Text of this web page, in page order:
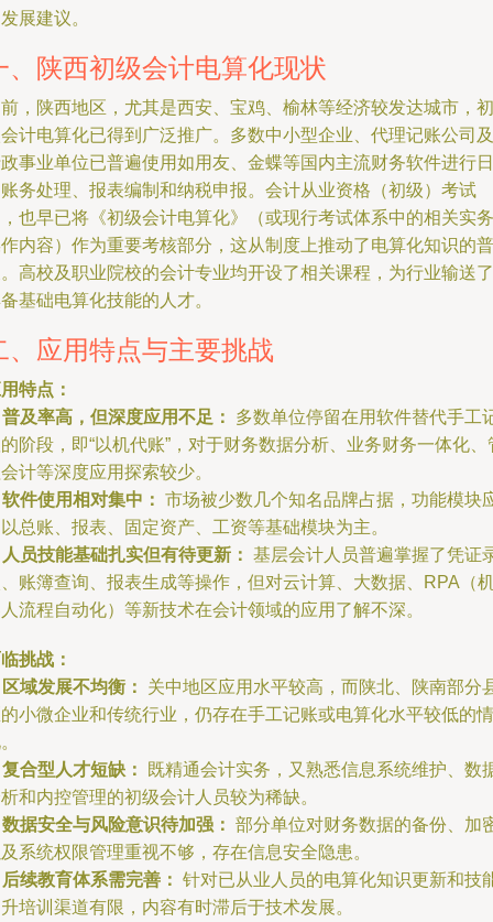
展建议。
、陕西初级会计电算化现状
，陕西地区，尤其是西安、宝鸡、榆林等经济较发达城市，初
计电算化已得到广泛推广。多数中小型企业、代理记账公司及
事业单位已普遍使用如用友、金蝶等国内主流财务软件进行日
务处理、报表编制和纳税申报。会计从业资格（初级）考试
也早已将《初级会计电算化》（或现行考试体系中的相关实务
内容）作为重要考核部分，这从制度上推动了电算化知识的普
高校及职业院校的会计专业均开设了相关课程，为行业输送了
基础电算化技能的人才。
、应用特点与主要挑战
特点：
普及率高，但深度应用不足：
多数单位停留在用软件替代手工
阶段，即“以机代账”，对于财务数据分析、业务财务一体化、
计等深度应用探索较少。
软件使用相对集中： 市场被少数几个知名品牌占据，功能模块
总账、报表、固定资产、工资等基础模块为主。
人员技能基础扎实但有待更新： 基层会计人员普遍掌握了凭证
账簿查询、报表生成等操作，但对云计算、大数据、RPA（
流程自动化）等新技术在会计领域的应用了解不深。
挑战：
区域发展不均衡：
关中地区应用水平较高，而陕北、陕南部分
小微企业和传统行业，仍存在手工记账或电算化水平较低的情
复合型人才短缺：
既精通会计实务，又熟悉信息系统维护、数
和内控管理的初级会计人员较为稀缺。
数据安全与风险意识待加强： 部分单位对财务数据的备份、加
系统权限管理重视不够，存在信息安全隐患。
后续教育体系需完善： 针对已从业人员的电算化知识更新和技
培训渠道有限，内容有时滞后于技术发展。